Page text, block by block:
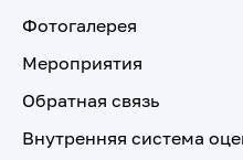
Фотогалерея
Мероприятия
Обратная связь
Внутренняя система